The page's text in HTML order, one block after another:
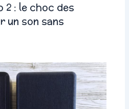
2 : le choc des
un son sans